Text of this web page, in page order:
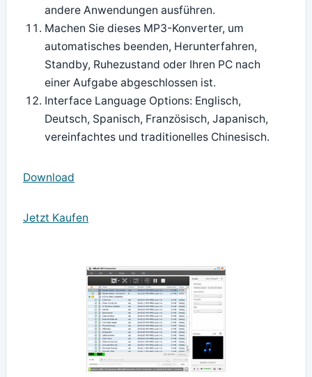
andere Anwendungen ausführen.
Machen Sie dieses MP3-Konverter, um
automatisches beenden, Herunterfahren,
Standby, Ruhezustand oder Ihren PC nach
einer Aufgabe abgeschlossen ist.
Interface Language Options: Englisch,
Deutsch, Spanisch, Französisch, Japanisch,
vereinfachtes und traditionelles Chinesisch.
Download
Jetzt Kaufen